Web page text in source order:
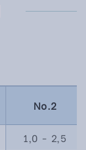
No.2
1,0 - 2,5